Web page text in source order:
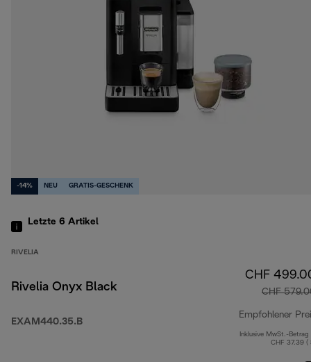
-14% NEU GRATIS-GESCHENK
Letzte 6 Artikel
RIVELIA
Rivelia Onyx Black
EXAM440.35.B
CHF
CHF
Empfohlener
Inklusive MwSt.-Betrag
CHF 37.39 (